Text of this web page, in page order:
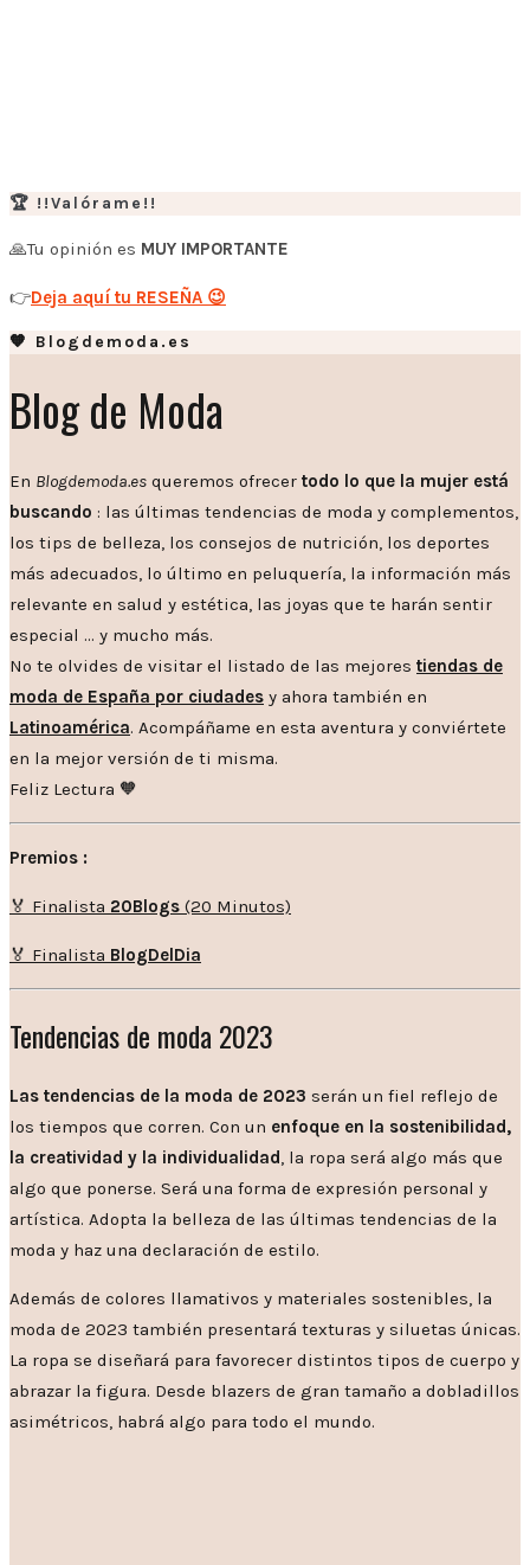
🏆 !!Valórame!!
🙏Tu opinión es MUY IMPORTANTE
👉Deja aquí tu RESEÑA 😉
🧡 Blogdemoda.es
Blog de Moda
En Blogdemoda.es queremos ofrecer todo lo que la mujer está
buscando : las últimas tendencias de moda y complementos,
los tips de belleza, los consejos de nutrición, los deportes
más adecuados, lo último en peluquería, la información más
relevante en salud y estética, las joyas que te harán sentir
especial … y mucho más.
No te olvides de visitar el listado de las mejores tiendas de
moda de España por ciudades y ahora también en
Latinoamérica. Acompáñame en esta aventura y conviértete
en la mejor versión de ti misma.
Feliz Lectura 🧡
Premios :
🏅 Finalista 20Blogs (20 Minutos)
🏅 Finalista BlogDelDia
Tendencias de moda 2023
Las tendencias de la moda de 2023 serán un fiel reflejo de
los tiempos que corren. Con un enfoque en la sostenibilidad,
la creatividad y la individualidad , la ropa será algo más que
algo que ponerse. Será una forma de expresión personal y
artística. Adopta la belleza de las últimas tendencias de la
moda y haz una declaración de estilo.
Además de colores llamativos y materiales sostenibles, la
moda de 2023 también presentará texturas y siluetas únicas.
La ropa se diseñará para favorecer distintos tipos de cuerpo y
abrazar la figura. Desde blazers de gran tamaño a dobladillos
asimétricos, habrá algo para todo el mundo.